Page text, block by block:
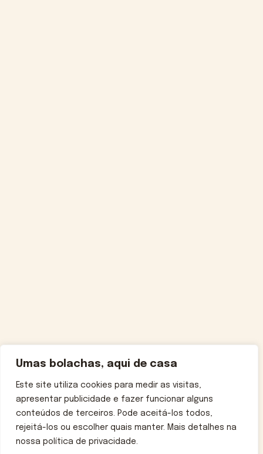
Umas bolachas, aqui de casa
Este site utiliza cookies para medir as visitas,
apresentar publicidade e fazer funcionar alguns
conteúdos de terceiros. Pode aceitá-los todos,
rejeitá-los ou escolher quais manter. Mais detalhes na
nossa política de privacidade.